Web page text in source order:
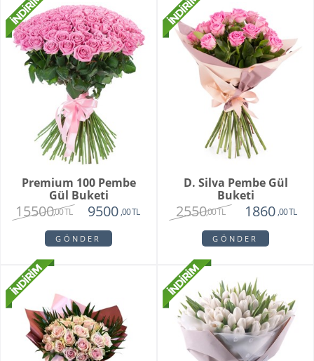
Premium 100 Pembe
Gül Buketi
15500,00 TL 9500 ,00 TL
GÖNDER
D. Silva Pembe Gül
Buketi
2550,00 TL 1860 ,00 TL
GÖNDER